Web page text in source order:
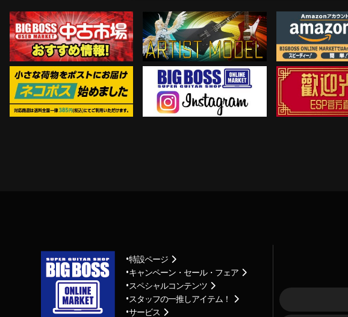
ネコポス対象商品はコチラ Instagram 歓迎工
特設ページ
キャンペーン・セール・フェア
スペシャルコンテンツ
スタッフの一推しアイテム！
サービス